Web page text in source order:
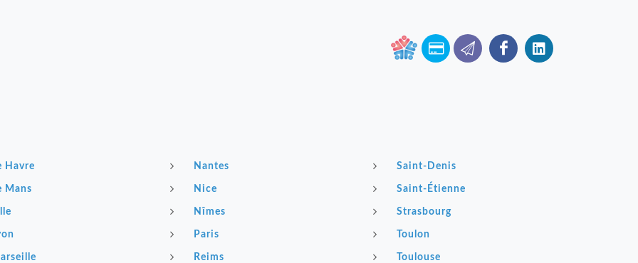
Havre
Mans
Nantes
Nice
Nîmes
Paris
Reims
Saint-Denis
Saint-Étienne
Strasbourg
Toulon
Toulouse